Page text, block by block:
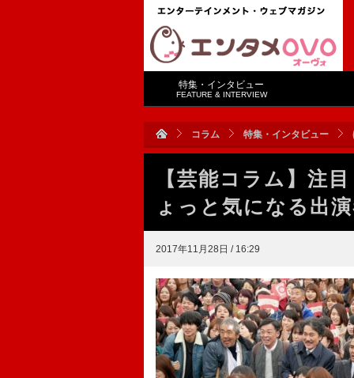
特集・インタビュー
FEATURE & INTERVIEW
コラム 特集・インタビュー
【芸能コラム】注
ょっと気になる出
2017年11月28日 / 16:29